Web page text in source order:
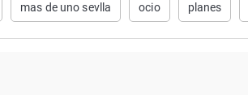
mas de uno sevlla ocio planes